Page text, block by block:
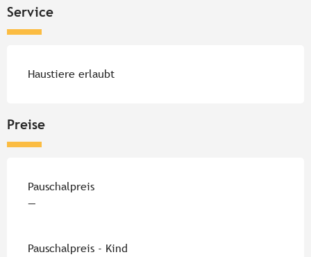
Service
Haustiere erlaubt
Preise
Preise 2026
Pauschalpreis
—
Pauschalpreis - Kind